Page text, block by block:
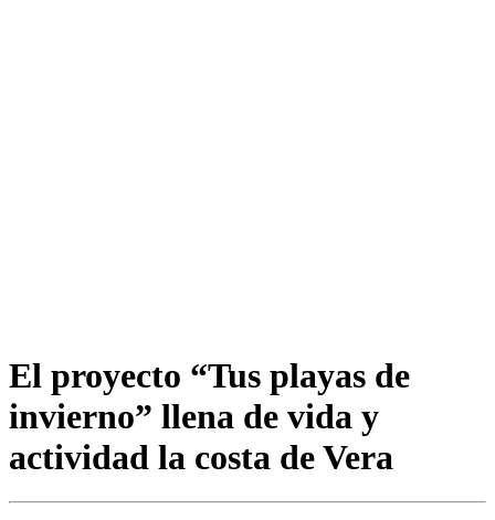
El proyecto “Tus playas de
invierno” llena de vida y
actividad la costa de Vera